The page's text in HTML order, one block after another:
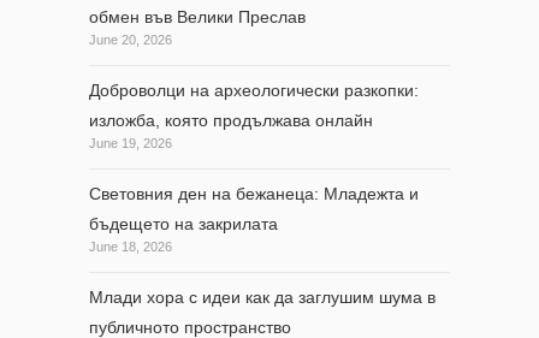
обмен във Велики Преслав
June 20, 2026
Доброволци на археологически разкопки:
изложба, която продължава онлайн
June 19, 2026
Световния ден на бежанеца: Младежта и
бъдещето на закрилата
June 18, 2026
Млади хора с идеи как да заглушим шума в
публичното пространство